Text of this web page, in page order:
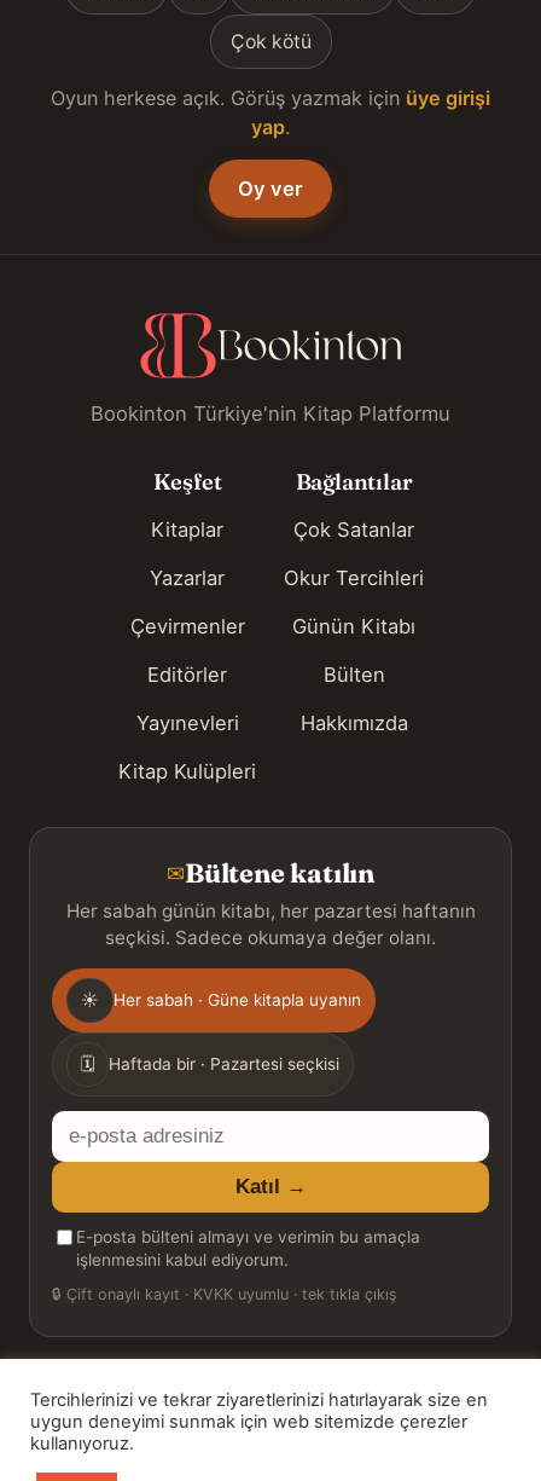
Çok kötü
Oyun herkese açık. Görüş yazmak için üye girişi
yap.
Oy ver
Bookinton Türkiye'nin Kitap Platformu
Keşfet
Kitaplar
Yazarlar
Çevirmenler
Editörler
Yayınevleri
Kitap Kulüpleri
Bağlantılar
Çok Satanlar
Okur Tercihleri
Günün Kitabı
Bülten
Hakkımızda
✉Bültene katılın
Her sabah günün kitabı, her pazartesi haftanın
seçkisi. Sadece okumaya değer olanı.
Gönderim
sıklığı
☀ Her sabah · Güne kitapla uyanın
🗓 Haftada bir · Pazartesi seçkisi
E-
posta
adresiniz
Katıl →
E-posta bülteni almayı ve verimin bu amaçla
işlenmesini kabul ediyorum.
🔒 Çift onaylı kayıt · KVKK uyumlu · tek tıkla çıkış
© 2026 Bookinton — Türkiye’nin Kitap Platformu
HT Book Review — webmaster: Hakan Turgay
Tercihlerinizi ve tekrar ziyaretlerinizi hatırlayarak size en
uygun deneyimi sunmak için web sitemizde çerezler
kullanıyoruz.